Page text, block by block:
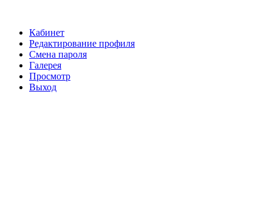
Кабинет
Редактирование профиля
Смена пароля
Галерея
Просмотр
Выход